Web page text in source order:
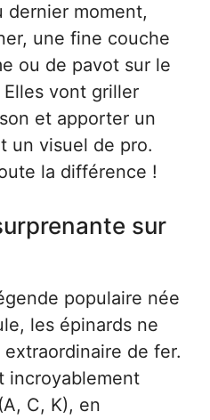
dernier moment,
une fine couche
ou de pavot sur le
Elles vont griller
et apporter un
un visuel de pro.
la différence !
sur
populaire née
les épinards ne
de fer.
incroyablement
C, K), en